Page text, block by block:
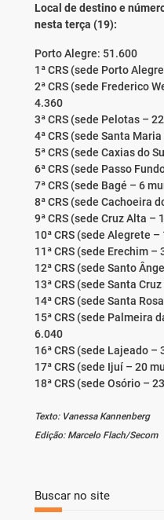
Local de destino e
nesta terça (19):
Porto Alegre: 51.600
1ª CRS (sede Porto
2ª CRS (sede Frederico
4.360
3ª CRS (sede Pelotas –
4ª CRS (sede Santa
5ª CRS (sede Caxias do
6ª CRS (sede Passo
7ª CRS (sede Bagé – 6
8ª CRS (sede Cachoeira
9ª CRS (sede Cruz Alta –
10ª CRS (sede Alegrete
11ª CRS (sede Erechim
12ª CRS (sede Santo
13ª CRS (sede Santa
14ª CRS (sede Santa
15ª CRS (sede Palmeira
6.040
16ª CRS (sede Lajeado
17ª CRS (sede Ijuí – 20
18ª CRS (sede Osório –
Texto: Vanessa Kannenberg
Edição: Marcelo Flach/Secom
Buscar no site